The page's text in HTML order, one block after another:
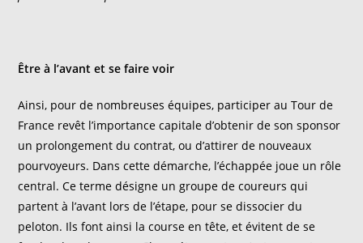
Être à l’avant et se faire voir
Ainsi, pour de nombreuses équipes, participer au Tour de
France revêt l’importance capitale d’obtenir de son sponsor
un prolongement du contrat, ou d’attirer de nouveaux
pourvoyeurs. Dans cette démarche, l’échappée joue un rôle
central. Ce terme désigne un groupe de coureurs qui
partent à l’avant lors de l’étape, pour se dissocier du
peloton. Ils font ainsi la course en tête, et évitent de se